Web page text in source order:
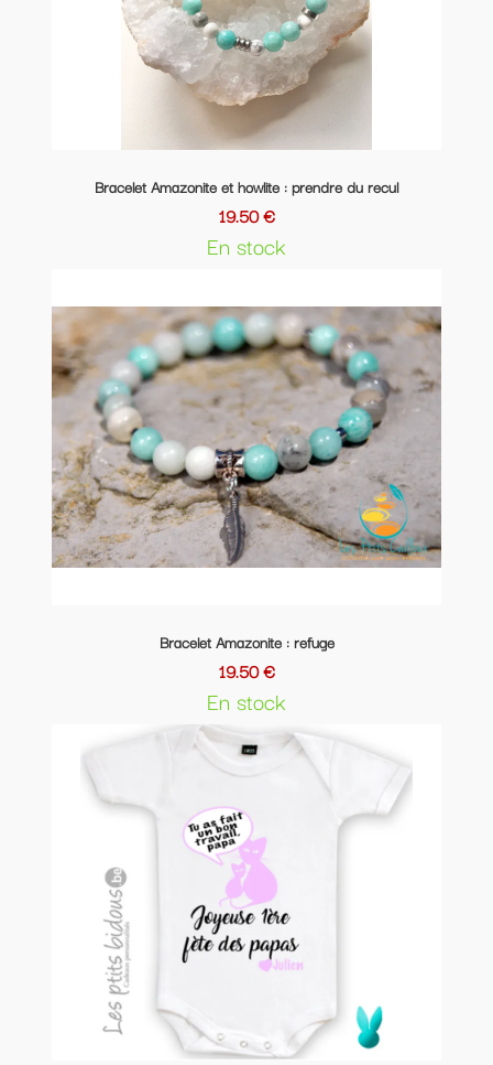
Bracelet Amazonite et howlite : prendre du recul
19.50 €
En stock
Bracelet Amazonite : refuge
19.50 €
En stock